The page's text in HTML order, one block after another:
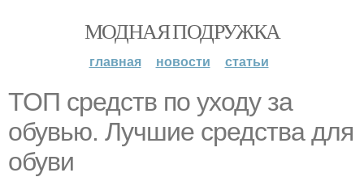
МОДНАЯ ПОДРУЖКА
главная новости статьи
ТОП средств по уходу за
обувью. Лучшие средства для
обуви